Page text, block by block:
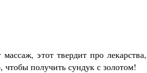
этот твердит про лекарства,
чтобы получить сундук с золотом!